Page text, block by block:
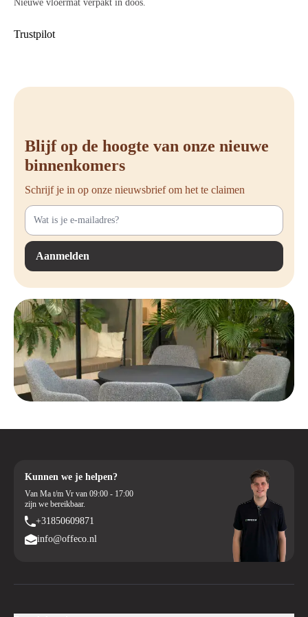
Verschillende formaten
harde als zachte vloeren.
Nieuwe vloermat verpakt in doos.
Trustpilot
Blijf op de hoogte van onze nieuwe
binnenkomers
Schrijf je in op onze nieuwsbrief om het te claimen
Aanmelden
Kunnen we je helpen?
Van Ma t/m Vr van 09:00 - 17:00
zijn we bereikbaar.
+31850609871
info@offeco.nl